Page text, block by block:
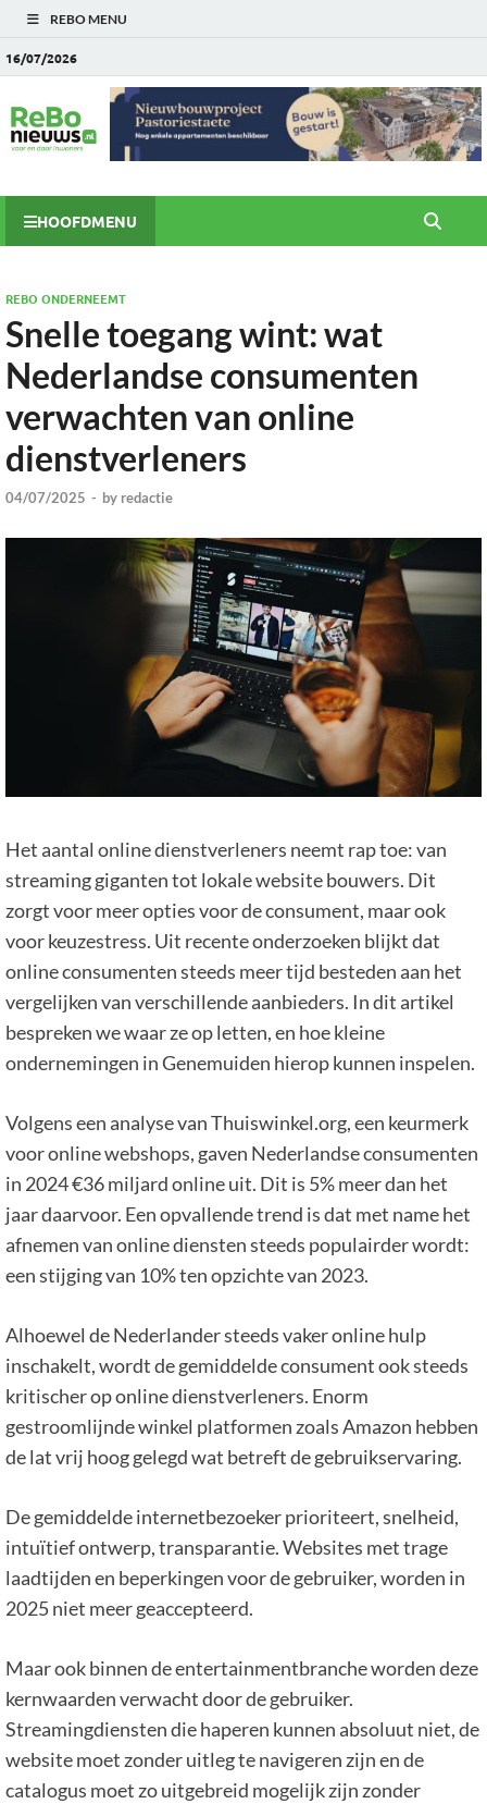
REBO MENU
16/07/2026
HOOFDMENU
REBO ONDERNEEMT
Snelle toegang wint: wat
Nederlandse consumenten
verwachten van online
dienstverleners
04/07/2025 - by redactie
Het aantal online dienstverleners neemt rap toe: van
streaming giganten tot lokale website bouwers. Dit
zorgt voor meer opties voor de consument, maar ook
voor keuzestress. Uit recente onderzoeken blijkt dat
online consumenten steeds meer tijd besteden aan het
vergelijken van verschillende aanbieders. In dit artikel
bespreken we waar ze op letten, en hoe kleine
ondernemingen in Genemuiden hierop kunnen inspelen.
Volgens een analyse van Thuiswinkel.org, een keurmerk
voor online webshops, gaven Nederlandse consumenten
in 2024 €36 miljard online uit. Dit is 5% meer dan het
jaar daarvoor. Een opvallende trend is dat met name het
afnemen van online diensten steeds populairder wordt:
een stijging van 10% ten opzichte van 2023.
Alhoewel de Nederlander steeds vaker online hulp
inschakelt, wordt de gemiddelde consument ook steeds
kritischer op online dienstverleners. Enorm
gestroomlijnde winkel platformen zoals Amazon hebben
de lat vrij hoog gelegd wat betreft de gebruikservaring.
De gemiddelde internetbezoeker prioriteert, snelheid,
intuïtief ontwerp, transparantie. Websites met trage
laadtijden en beperkingen voor de gebruiker, worden in
2025 niet meer geaccepteerd.
Maar ook binnen de entertainmentbranche worden deze
kernwaarden verwacht door de gebruiker.
Streamingdiensten die haperen kunnen absoluut niet, de
website moet zonder uitleg te navigeren zijn en de
catalogus moet zo uitgebreid mogelijk zijn zonder